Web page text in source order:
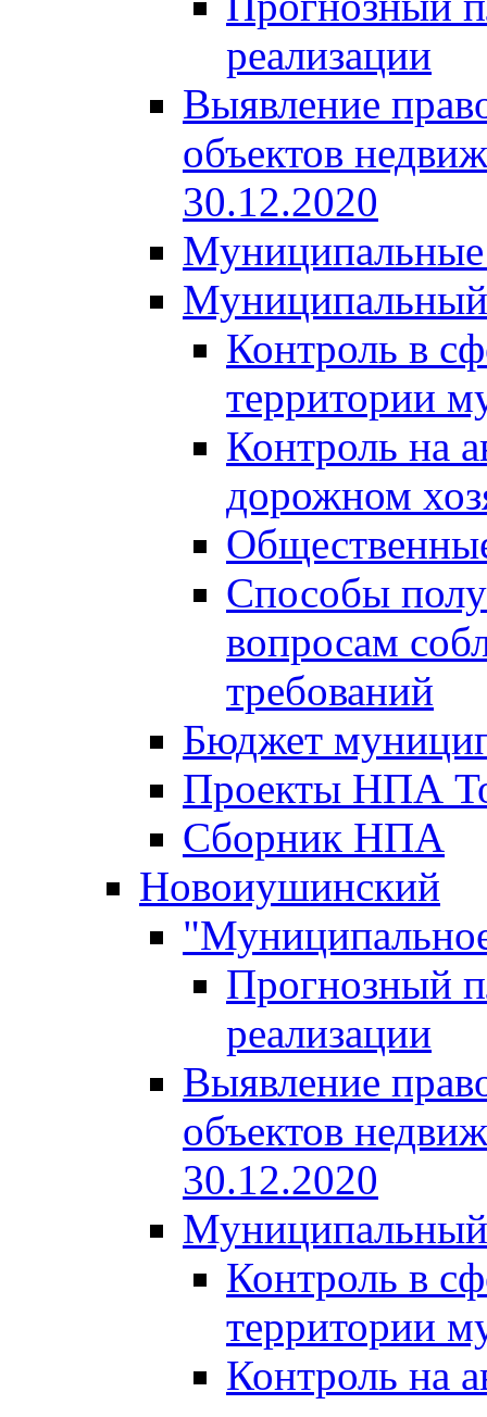
реализации
Выявление
объектов
30.12.2020
Муниципальные
Муниципальный
Контроль в
территории
Контроль на
дорожном
Способы
вопросам
требований
Бюджет
Проекты НПА
Сборник НПА
Новоиушинский
Прогнозный
реализации
Выявление
объектов
30.12.2020
Муниципальный
Контроль в
территории
Контроль на